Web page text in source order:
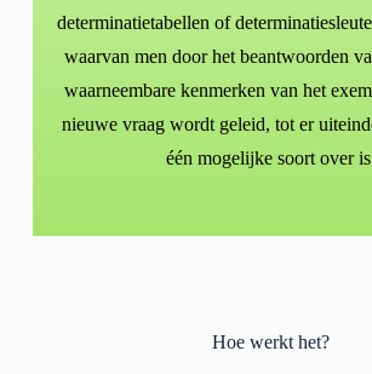
determinatietabellen of
waarvan men door het beantwoorden
waarneembare kenmerken van het
nieuwe vraag wordt geleid, tot er
één mogelijke soort over
Hoe werkt het?